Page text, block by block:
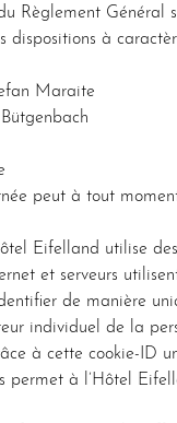
Règlement
dispositions à
Maraite
peut à tout
Eifelland utilise
et serveurs
de manière
individuel de la
à cette cookie-ID
permet à l’Hôtel